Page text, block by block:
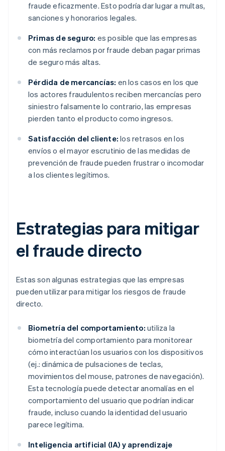
fraude eficazmente. Esto podría dar lugar a multas,
sanciones y honorarios legales.
Primas de seguro: es posible que las empresas
con más reclamos por fraude deban pagar primas
de seguro más altas.
Pérdida de mercancías: en los casos en los que
los actores fraudulentos reciben mercancías pero
siniestro falsamente lo contrario, las empresas
pierden tanto el producto como ingresos.
Satisfacción del cliente: los retrasos en los
envíos o el mayor escrutinio de las medidas de
prevención de fraude pueden frustrar o incomodar
a los clientes legítimos.
Estrategias para mitigar
el fraude directo
Estas son algunas estrategias que las empresas
pueden utilizar para mitigar los riesgos de fraude
directo.
Biometría del comportamiento: utiliza la
biometría del comportamiento para monitorear
cómo interactúan los usuarios con los dispositivos
(ej.: dinámica de pulsaciones de teclas,
movimientos del mouse, patrones de navegación).
Esta tecnología puede detectar anomalías en el
comportamiento del usuario que podrían indicar
fraude, incluso cuando la identidad del usuario
parece legítima.
Inteligencia artificial (IA) y aprendizaje